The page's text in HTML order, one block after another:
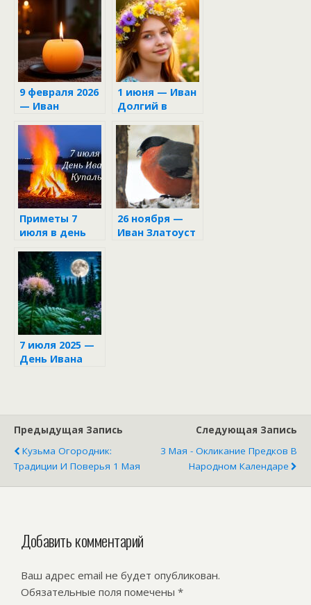
тайны
народного
календаря
9 февраля 2026
— Иван
привлечь
достаток в
дом и каких
ошибок
нельзя
допустить
1 июня — Иван
Долгий в
календаре
Приметы 7
июля в день
26 ноября —
Иван Златоуст
7 июля 2025 —
День Ивана
Предыдущая Запись
Кузьма Огородник:
Традиции И Поверья 1 Мая
Следующая Запись
3 Мая - Окликание Предков В
Народном Календаре
Добавить комментарий
Ваш адрес email не будет опубликован.
Обязательные поля помечены *